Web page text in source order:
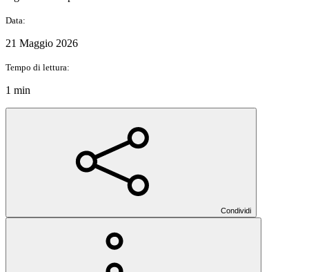
Data:
21 Maggio 2026
Tempo di lettura:
1 min
Condividi